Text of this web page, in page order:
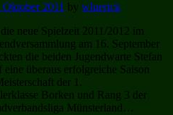
Oktober 2011 by wluerick
neue Spielzeit 2011/2012 im
am 16. September
die beiden Jugendwarte Stefan
überaus erfolgreiche Saison
der 1.
Borken und Rang 3 der
Münsterland…